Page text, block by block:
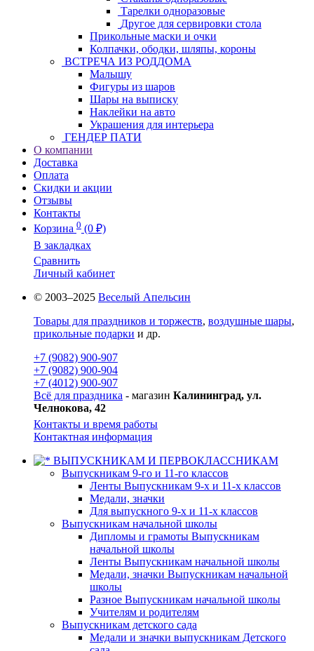
Тарелки одноразовые
Другое для сервировки стола
Прикольные маски и очки
Колпачки, ободки, шляпы, короны
ВСТРЕЧА ИЗ РОДДОМА
Малышу
Фигуры из шаров
Шары на выписку
Наклейки на авто
Украшения для интерьера
ГЕНДЕР ПАТИ
О компании
Доставка
Оплата
Скидки и акции
Отзывы
Контакты
Корзина 0 (0 ₽)
В закладках
Сравнить
Личный кабинет
© 2003–2025 Веселый Апельсин
Товары для праздников и торжеств, воздушные шары,
прикольные подарки и др.
+7 (9082) 900-907
+7 (9082) 900-904
+7 (4012) 900-907
Всё для праздника - магазин Калининград, ул.
Челнокова, 42
Контакты и время работы
Контактная информация
ВЫПУСКНИКАМ И ПЕРВОКЛАССНИКАМ
Выпускникам 9-го и 11-го классов
Ленты Выпускникам 9-х и 11-х классов
Медали, значки
Для выпускного 9-х и 11-х классов
Выпускникам начальной школы
Дипломы и грамоты Выпускникам
начальной школы
Ленты Выпускникам начальной школы
Медали, значки Выпускникам начальной
школы
Разное Выпускникам начальной школы
Учителям и родителям
Выпускникам детского сада
Медали и значки выпускникам Детского